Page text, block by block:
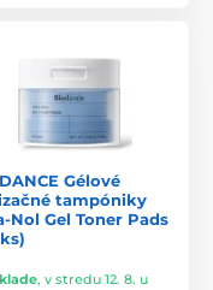
Gélové
tampóniky
Nol Gel Toner Pads
, v stredu 12. 8. u